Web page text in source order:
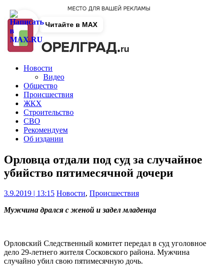
Новости
Видео
Общество
Происшествия
ЖКХ
Строительство
СВО
Рекомендуем
Об издании
Орловца отдали под суд за случайное
убийство пятимесячной дочери
3.9.2019 | 13:15 Новости, Происшествия
Мужчина дрался с женой и задел младенца
Орловский Следственный комитет передал в суд уголовное
дело 29-летнего жителя Сосковского района. Мужчина
случайно убил свою пятимесячную дочь.
Читайте в MAX